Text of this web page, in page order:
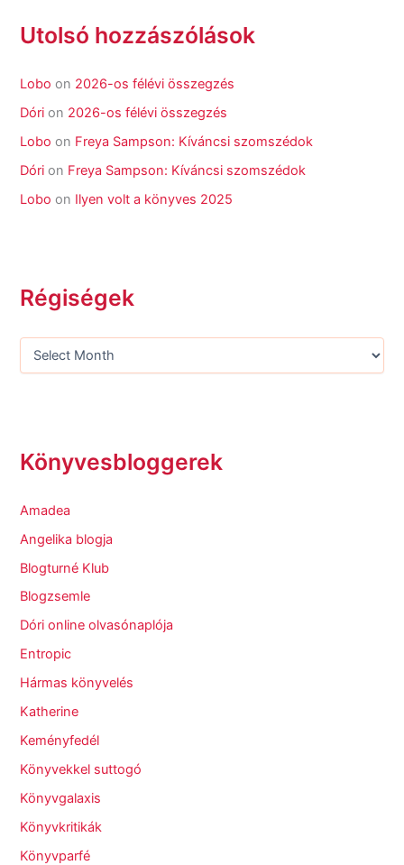
Utolsó hozzászólások
Lobo on 2026-os félévi összegzés
Dóri on 2026-os félévi összegzés
Lobo on Freya Sampson: Kíváncsi szomszédok
Dóri on Freya Sampson: Kíváncsi szomszédok
Lobo on Ilyen volt a könyves 2025
Régiségek
Könyvesbloggerek
Amadea
Angelika blogja
Blogturné Klub
Blogzsemle
Dóri online olvasónaplója
Entropic
Hármas könyvelés
Katherine
Keményfedél
Könyvekkel suttogó
Könyvgalaxis
Könyvkritikák
Könyvparfé